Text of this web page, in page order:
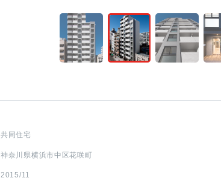
共同住宅
神奈川県横浜市中区花咲町
2015/11